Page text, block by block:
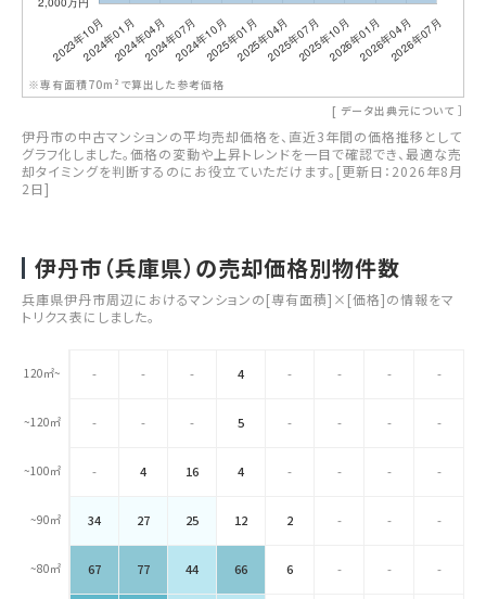
※専有面積70m²で算出した参考価格
[ データ出典元について ］
伊丹市の中古マンションの平均売却価格を、直近3年間の価格推移として
グラフ化しました。価格の変動や上昇トレンドを一目で確認でき、最適な売
却タイミングを判断するのにお役立ていただけます。[更新日：2026年8月
2日]
伊丹市（兵庫県）の売却価格別物件数
兵庫県伊丹市周辺におけるマンションの[専有面積]×[価格]の情報をマ
トリクス表にしました。
120㎡~ - - - 4 - - - -
~120㎡ - - - 5 - - - -
~100㎡ - 4 16 4 - - - -
~90㎡ 34 27 25 12 2 - - -
~80㎡ 67 77 44 66 6 - - -